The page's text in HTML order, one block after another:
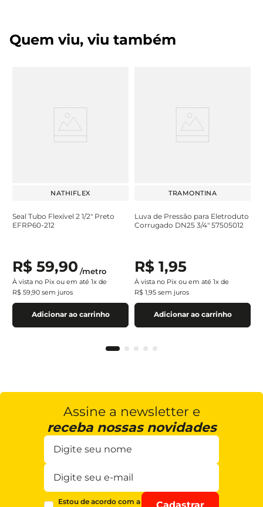
Quem viu, viu também
NATHIFLEX
Seal Tubo Flexível 2 1/2" Preto
EFRP60-212
R$ 59,90 /metro
À vista no Pix ou em até 1x de
R$ 59,90 sem juros
Adicionar ao carrinho
TRAMONTINA
Luva de Pressão para Eletroduto
Corrugado DN25 3/4" 57505012
R$ 1,95
À vista no Pix ou em até 1x de
R$ 1,95 sem juros
Adicionar ao carrinho
Assine a newsletter e
receba nossas novidades
Estou de acordo com a